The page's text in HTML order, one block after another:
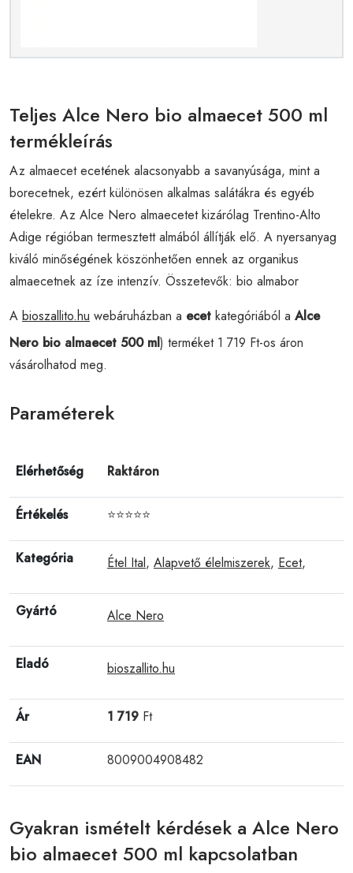
Teljes Alce Nero bio almaecet 500 ml
termékleírás
Az almaecet ecetének alacsonyabb a savanyúsága, mint a
borecetnek, ezért különösen alkalmas salátákra és egyéb
ételekre. Az Alce Nero almaecetet kizárólag Trentino-Alto
Adige régióban termesztett almából állítják elő. A nyersanyag
kiváló minőségének köszönhetően ennek az organikus
almaecetnek az íze intenzív. Összetevők: bio almabor
A bioszallito.hu webáruházban a ecet kategóriából a Alce
Nero bio almaecet 500 ml) terméket 1 719 Ft-os áron
vásárolhatod meg.
Paraméterek
Elérhetőség Raktáron
Értékelés ⭐⭐⭐⭐⭐
Kategória Étel Ital, Alapvető élelmiszerek, Ecet,
Gyártó Alce Nero
Eladó bioszallito.hu
Ár 1 719 Ft
EAN 8009004908482
Gyakran ismételt kérdések a Alce Nero
bio almaecet 500 ml kapcsolatban